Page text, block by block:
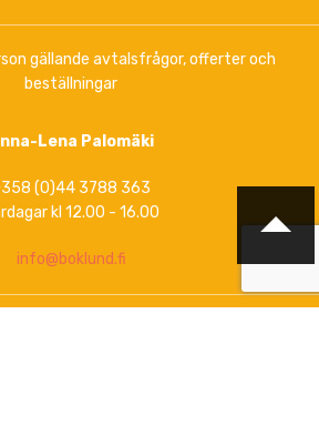
gällande avtalsfrågor, offerter och
beställningar
Lena Palomäki
(0)44 3788 363
kl 12.00 - 16.00
info@boklund.fi